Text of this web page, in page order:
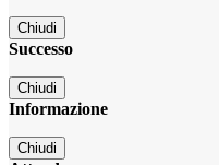
Chiudi
Successo
Chiudi
Informazione
Chiudi